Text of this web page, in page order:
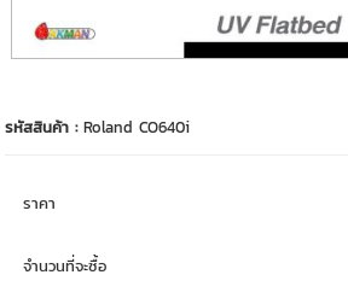
รหัสสินค้า :Roland CO640i
ราคา
จำนวนที่จะซื้อ